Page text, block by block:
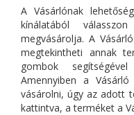
A Vásárlónak
kínálatából
megvásárolja. A
megtekintheti annak
gombok
Amennyiben a
vásárolni, úgy az adott
kattintva, a terméket a